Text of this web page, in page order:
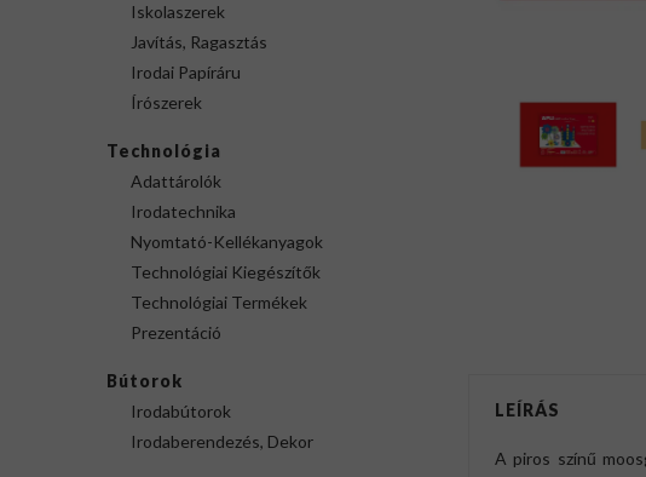
Iskolaszerek
Javítás, Ragasztás
Irodai Papíráru
Írószerek
Technológia
Adattárolók
Irodatechnika
Nyomtató-Kellékanyagok
Technológiai Kiegészítők
Technológiai Termékek
Prezentáció
Bútorok
Irodabútorok
Irodaberendezés, Dekor
LEÍRÁS
A piros színű